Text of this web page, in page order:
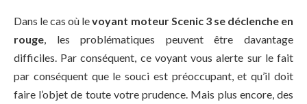
Dans le cas où levoyant moteur Scenic 3 se déclenche en
rouge, les problématiques peuvent être davantage
difficiles. Par conséquent, ce voyant vous alerte sur le fait
par conséquent que le souci est préoccupant, et qu’il doit
faire l’objet de toute votre prudence. Mais plus encore, des